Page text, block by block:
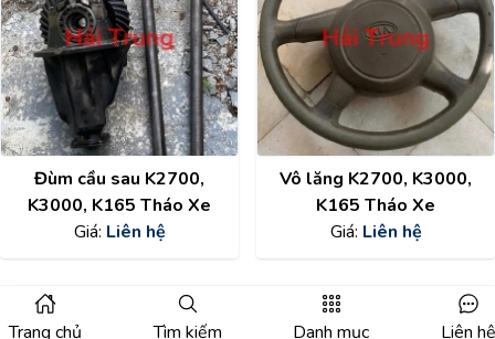
Đùm cầu sau K2700,
K3000, K165 Tháo Xe
Giá: Liên hệ
Vô lăng K2700, K3000,
K165 Tháo Xe
Giá: Liên hệ
Trang chủ Tìm kiếm Danh mục Liên hệ